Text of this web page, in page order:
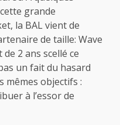
grande
la BAL vient de
de taille: Wave
2 ans scellé ce
un fait du hasard
mêmes objectifs :
à l’essor de